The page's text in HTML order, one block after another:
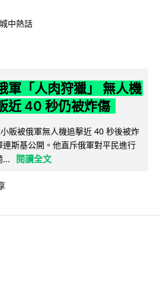
城中熱話
軍「人肉狩獵」 無人機
近 40 秒仍被炸傷
販被俄軍無人機追擊近 40 秒後被炸
斯基公開。他直斥俄軍對平民進行
...
閱讀全文